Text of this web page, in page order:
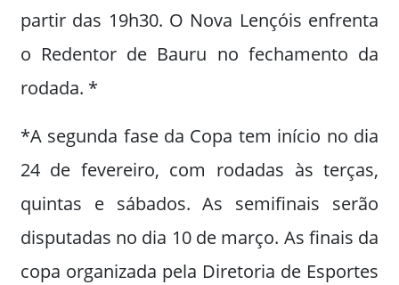
partir das 19h30. O Nova Lençóis enfrenta
o Redentor de Bauru no fechamento da
rodada. *
*A segunda fase da Copa tem início no dia
24 de fevereiro, com rodadas às terças,
quintas e sábados. As semifinais serão
disputadas no dia 10 de março. As finais da
copa organizada pela Diretoria de Esportes